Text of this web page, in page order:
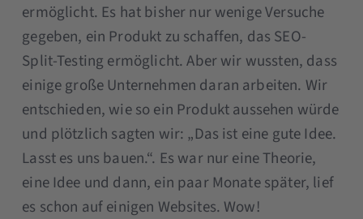
ermöglicht. Es hat bisher nur wenige Versuche
gegeben, ein Produkt zu schaffen, das SEO-
Split-Testing ermöglicht. Aber wir wussten, dass
einige große Unternehmen daran arbeiten. Wir
entschieden, wie so ein Produkt aussehen würde
und plötzlich sagten wir: „Das ist eine gute Idee.
Lasst es uns bauen.“. Es war nur eine Theorie,
eine Idee und dann, ein paar Monate später, lief
es schon auf einigen Websites. Wow!